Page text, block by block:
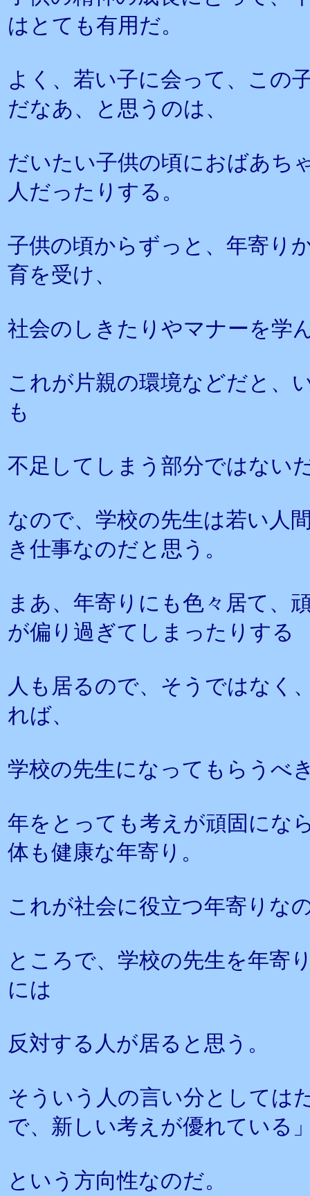
はとても有用だ。
よく、若い子に会って、この
だなあ、と思うのは、
だいたい子供の頃におばあち
人だったりする。
子供の頃からずっと、年寄り
育を受け、
社会のしきたりやマナーを学
これが片親の環境などだと、
も
不足してしまう部分ではない
なので、学校の先生は若い人
き仕事なのだと思う。
まあ、年寄りにも色々居て、
が偏り過ぎてしまったりする
人も居るので、そうではなく
れば、
学校の先生になってもらうべ
年をとっても考えが頑固にな
体も健康な年寄り。
これが社会に役立つ年寄りな
ところで、学校の先生を年寄
には
反対する人が居ると思う。
そういう人の言い分としては
で、新しい考えが優れている
という方向性なのだ。